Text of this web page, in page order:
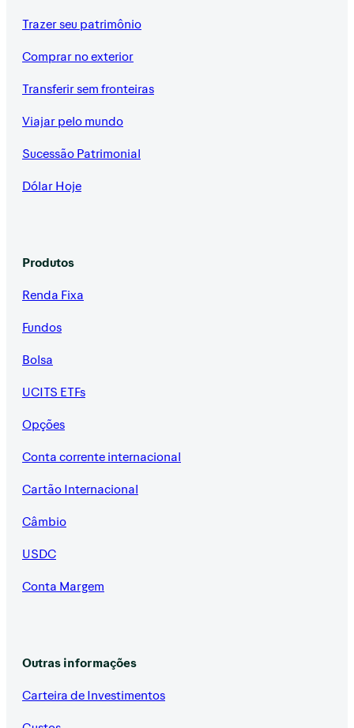
Trazer seu patrimônio
Comprar no exterior
Transferir sem fronteiras
Viajar pelo mundo
Sucessão Patrimonial
Dólar Hoje
Produtos
Renda Fixa
Fundos
Bolsa
UCITS ETFs
Opções
Conta corrente internacional
Cartão Internacional
Câmbio
USDC
Conta Margem
Outras informações
Carteira de Investimentos